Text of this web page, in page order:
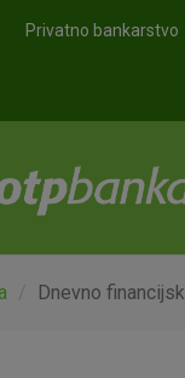
Privatno bankarstvo
Dnevno